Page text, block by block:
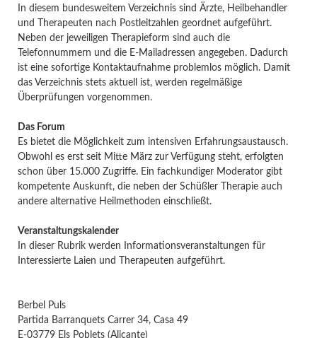
In diesem bundesweitem Verzeichnis sind Ärzte, Heilbehandler
und Therapeuten nach Postleitzahlen geordnet aufgeführt.
Neben der jeweiligen Therapieform sind auch die
Telefonnummern und die E-Mailadressen angegeben. Dadurch
ist eine sofortige Kontaktaufnahme problemlos möglich. Damit
das Verzeichnis stets aktuell ist, werden regelmäßige
Überprüfungen vorgenommen.
Das Forum
Es bietet die Möglichkeit zum intensiven Erfahrungsaustausch.
Obwohl es erst seit Mitte März zur Verfügung steht, erfolgten
schon über 15.000 Zugriffe. Ein fachkundiger Moderator gibt
kompetente Auskunft, die neben der Schüßler Therapie auch
andere alternative Heilmethoden einschließt.
Veranstaltungskalender
In dieser Rubrik werden Informationsveranstaltungen für
Interessierte Laien und Therapeuten aufgeführt.
Berbel Puls
Partida Barranquets Carrer 34, Casa 49
E-03779 Els Poblets (Alicante)